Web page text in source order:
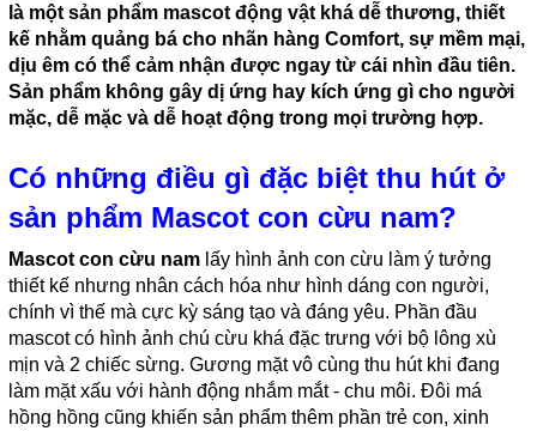
là một sản phẩm mascot động vật khá dễ thương, thiết
kế nhằm quảng bá cho nhãn hàng Comfort, sự mềm mại,
dịu êm có thể cảm nhận được ngay từ cái nhìn đầu tiên.
Sản phẩm không gây dị ứng hay kích ứng gì cho người
mặc, dễ mặc và dễ hoạt động trong mọi trường hợp.
Có những điều gì đặc biệt thu hút ở
sản phẩm Mascot con cừu nam?
Mascot con cừu nam lấy hình ảnh con cừu làm ý tưởng
thiết kế nhưng nhân cách hóa như hình dáng con người,
chính vì thế mà cực kỳ sáng tạo và đáng yêu. Phần đầu
mascot có hình ảnh chú cừu khá đặc trưng với bộ lông xù
mịn và 2 chiếc sừng. Gương mặt vô cùng thu hút khi đang
làm mặt xấu với hành động nhắm mắt - chu môi. Đôi má
hồng hồng cũng khiến sản phẩm thêm phần trẻ con, xinh